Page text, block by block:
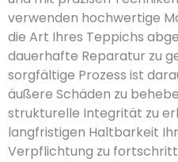
verwenden hochwertige
die Art Ihres Teppichs
dauerhafte Reparatur zu
sorgfältige Prozess ist
äußere Schäden zu
strukturelle Integrität zu
langfristigen Haltbarkeit
Verpflichtung zu